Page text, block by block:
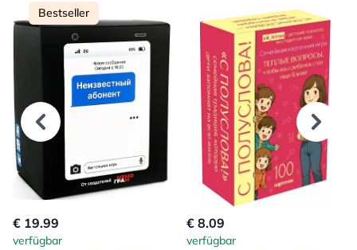
Bestseller
€ 19.99
verfügbar
€ 8.09
verfügbar